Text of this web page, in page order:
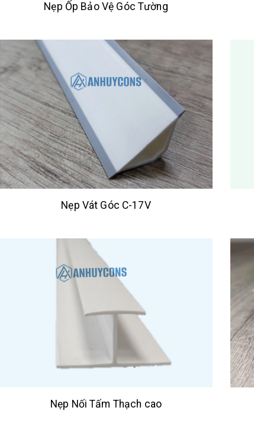
Nẹp Ốp Bảo Vệ Góc Tường
Nẹp Vát Góc C-17V
Nẹp Nối Tấm Thạch cao